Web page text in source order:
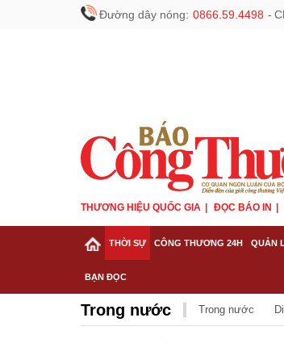
Đường dây nóng: 0866.59.4498 -
THƯƠNG HIỆU QUỐC GIA ĐỌC BÁO IN
THỜI SỰ CÔNG THƯƠNG 24H QUẢN
BẠN ĐỌC
Trong nước Trong nước